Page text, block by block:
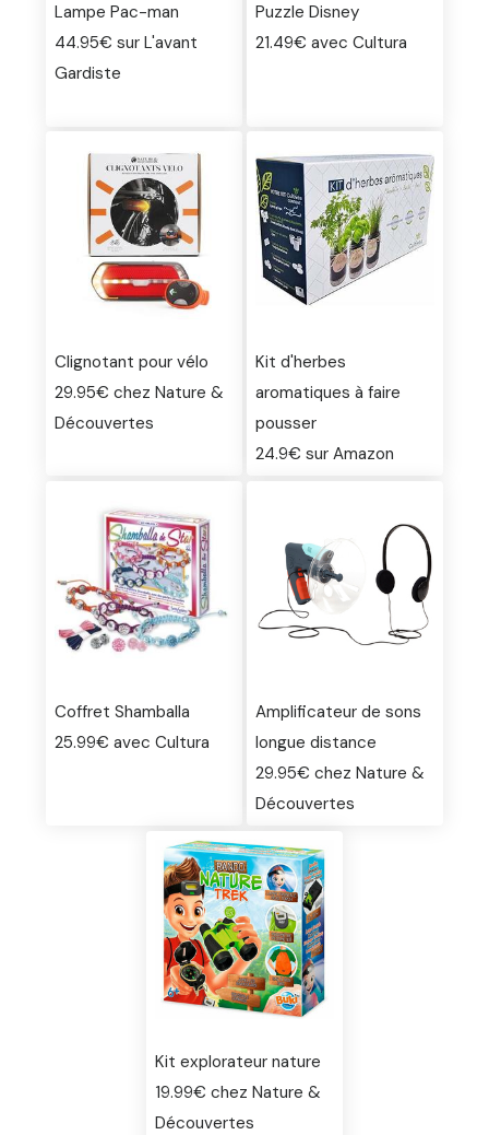
Lampe Pac-man
44.95€ sur L'avant
Gardiste
Puzzle Disney
21.49€ avec Cultura
Clignotant pour vélo
29.95€ chez Nature &
Découvertes
Kit d'herbes
aromatiques à faire
pousser
24.9€ sur Amazon
Coffret Shamballa
25.99€ avec Cultura
Amplificateur de sons
longue distance
29.95€ chez Nature &
Découvertes
Kit explorateur nature
19.99€ chez Nature &
Découvertes